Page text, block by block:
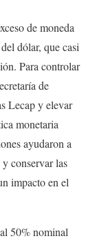
de moneda
dólar, que casi
Para controlar
de
Lecap y elevar
monetaria
ayudaron a
conservar las
impacto en el
50% nominal